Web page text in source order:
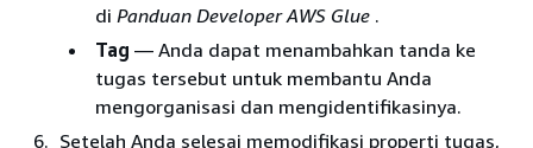
di Panduan Developer AWS Glue .
Tag — Anda dapat menambahkan tanda ke
tugas tersebut untuk membantu Anda
mengorganisasi dan mengidentifikasinya.
Setelah Anda selesai memodifikasi properti tugas,